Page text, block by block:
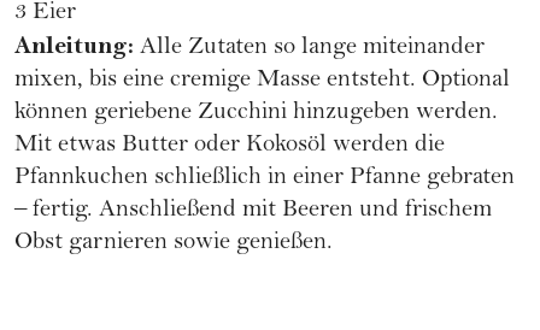
3 Eier
Anleitung: Alle Zutaten so lange miteinander
mixen, bis eine cremige Masse entsteht. Optional
können geriebene Zucchini hinzugeben werden.
Mit etwas Butter oder Kokosöl werden die
Pfannkuchen schließlich in einer Pfanne gebraten
– fertig. Anschließend mit Beeren und frischem
Obst garnieren sowie genießen.